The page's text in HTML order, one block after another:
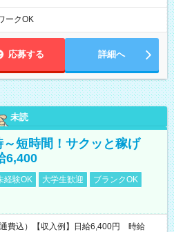
ークOK
応募する 詳細へ
未読
短時間！サクッと稼げ
6,400
経験OK 大学生歓迎
ブランクOK
費込）【収入例】日給6,400円 時給